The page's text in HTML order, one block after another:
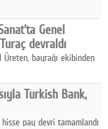
Genel
devraldı
bayrağı ekibinden
Turkish Bank,
pay devri tamamlandı